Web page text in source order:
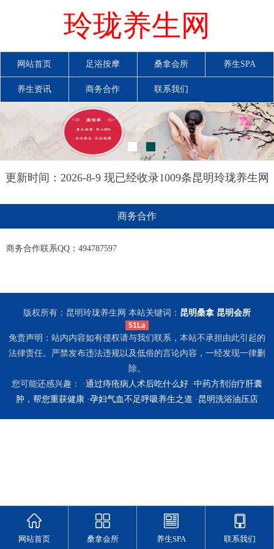
玲珑养生网
网站首页 足浴按摩 桑拿会所 养生SPA
养生资讯 商务合作 联系我们
更新时间：2026-8-9 现已经收录1009条昆明玲珑养生网
商务合作
商务合作联系QQ：494787597
版权所有：昆明玲珑养生网 本站关键词： 昆明桑拿 昆明会所
51La
免责声明：站内内容如有侵权请与我们联系，本站不承担由此引起的
法律责任。严禁发布违法违规以及低俗的言论内容，一经发现一律删
除。
您可能还感兴趣： ·通过痔疮病人术后吃什么好 ·中药方剂治疗肝囊
肿，帮您重获健康 ·孕妇气血不足呼吸养生之道 · 昆明洗浴油压店
网站首页 桑拿会所 养生SPA 联系我们